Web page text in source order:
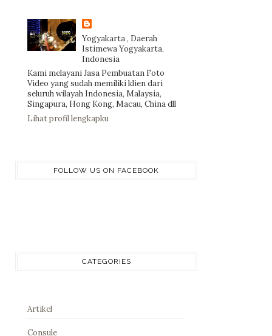
Yogyakarta , Daerah
Istimewa Yogyakarta,
Indonesia
Kami melayani Jasa Pembuatan Foto
Video yang sudah memiliki klien dari
seluruh wilayah Indonesia, Malaysia,
Singapura, Hong Kong, Macau, China dll
Lihat profil lengkapku
FOLLOW US ON FACEBOOK
CATEGORIES
Artikel
Consule